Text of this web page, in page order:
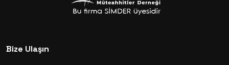
Bize Ulaşın